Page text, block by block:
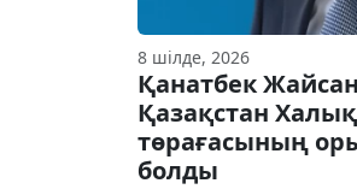
8 шілде, 2026
Қанатбек
Қазақстан
төрағасының
болды